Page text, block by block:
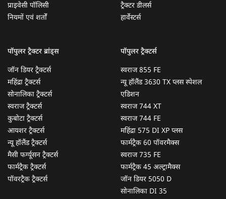
प्राइवेसी पॉलिसी
नियमों एवं शर्तों
ट्रैक्टर डीलर्स
हार्वेस्टर्स
पॉपुलर ट्रैक्टर ब्रांड्स
जॉन डियर ट्रैक्टर्स
महिंद्रा ट्रैक्टर्स
सोनालिका ट्रैक्टर्स
स्वराज ट्रैक्टर्स
कुबोटा ट्रैक्टर्स
आयशर ट्रैक्टर्स
न्यू हॉलैंड ट्रैक्टर्स
मैसी फर्ग्यूसन ट्रैक्टर्स
फार्मट्रैक ट्रैक्टर्स
पॉवरट्रैक ट्रैक्टर्स
पॉपुलर ट्रैक्टर्स
स्वराज 855 FE
न्यू हॉलैंड 3630 TX प्लस स्पेशल
एडिशन
स्वराज 744 XT
स्वराज 744 FE
महिंद्रा 575 DI XP प्लस
फार्मट्रैक 60 पॉवरमैक्स
स्वराज 735 FE
फार्मट्रैक 45 अल्ट्रामैक्स
जॉन डियर 5050 D
सोनालिका DI 35